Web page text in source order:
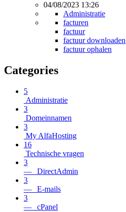
04/08/2023 13:26
Administratie
facturen
factuur
factuur downloaden
factuur ophalen
Categories
5
Administratie
3
Domeinnamen
3
My AlfaHosting
16
Technische vragen
3
— DirectAdmin
3
— E-mails
3
— cPanel